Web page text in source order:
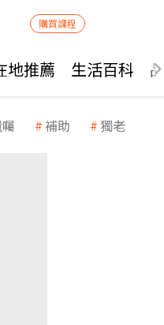
購買課程
地推薦 生活百科
補助 獨老